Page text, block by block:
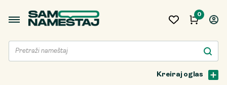
0
Kreiraj oglas